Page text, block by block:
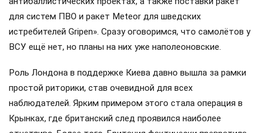
для систем ПВО и ракет Meteor для шведских
истребителей Gripen». Сразу оговоримся, что самолётов у
ВСУ ещё нет, но планы на них уже наполеоновские.
Роль Лондона в поддержке Киева давно вышла за рамки
простой риторики, став очевидной для всех
наблюдателей. Ярким примером этого стала операция в
Крынках, где британский след проявился наиболее